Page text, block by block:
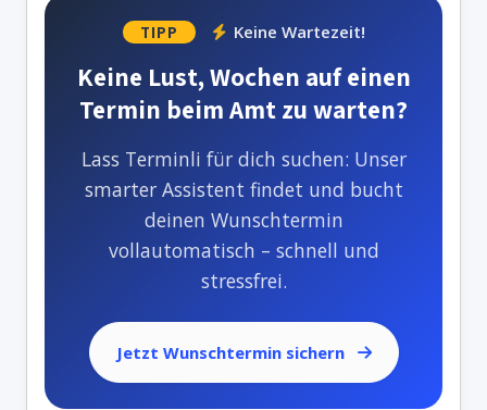
TIPP Keine Wartezeit!
Keine Lust, Wochen auf einen
Termin beim Amt zu warten?
Lass Terminli für dich suchen: Unser
smarter Assistent findet und bucht
deinen Wunschtermin
vollautomatisch – schnell und
stressfrei.
Jetzt Wunschtermin sichern